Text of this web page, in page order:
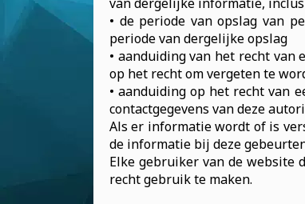
• de periode van opslag van
periode van dergelijke opslag
• aanduiding van het recht
op het recht om vergeten te
• aanduiding op het recht van
contactgegevens van deze
Als er informatie wordt of is
de informatie bij deze
Elke gebruiker van de website
recht gebruik te maken.